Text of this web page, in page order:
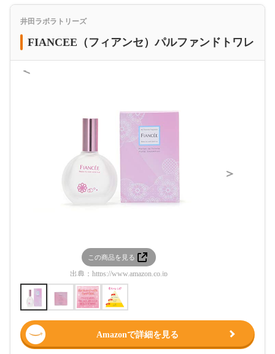
井田ラボラトリーズ
FIANCEE（フィアンセ）パルファンドトワレ
＜
この商品を見る
出典： https://www.amazon.co.jp
＞
Amazonで詳細を見る